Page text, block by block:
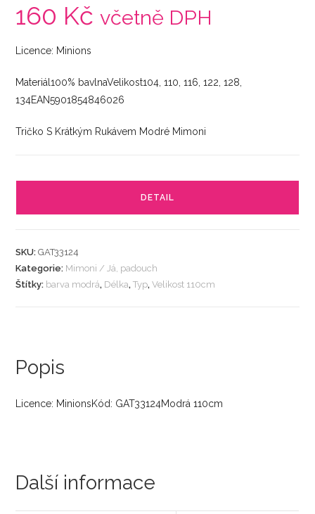
160 Kč včetně DPH
Licence: Minions
Materiál100% bavlnaVelikost104, 110, 116, 122, 128,
134EAN5901854846026
Tričko S Krátkým Rukávem Modré Mimoni
DETAIL
SKU:GAT33124
Kategorie: Mimoni / Já, padouch
Štítky: barva modrá, Délka,Typ,Velikost 110cm
Popis
Licence: MinionsKód: GAT33124Modrá 110cm
Další informace